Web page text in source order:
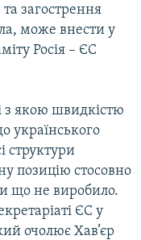
загострення
може внести у
Росія – ЄС
з якою швидкістю
українського
структури
позицію стосовно
що не виробило.
ЄС у
очолює Хав’єр